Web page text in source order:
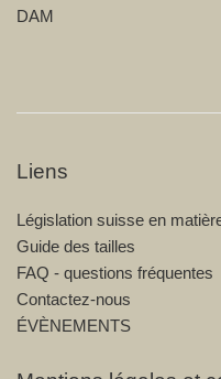
DAM
Liens
Législation suisse en
Guide des tailles
FAQ - questions fréquentes
Contactez-nous
ÉVÈNEMENTS